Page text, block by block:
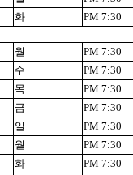
화 PM 7:30
월
PM 7:30
수
PM 7:30
목
PM 7:30
금
PM 7:30
일
PM 7:30
월
PM 7:30
화
PM 7:30